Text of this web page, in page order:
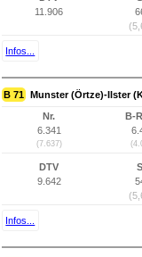
11.906
Infos...
B 71 Munster (Örtze)-Ilster
Nr.
6.341
(7.637)
B-
DTV
9.642
Infos...